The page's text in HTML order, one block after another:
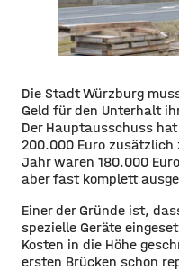
Die Stadt Würzburg
Geld für den Unterhalt
Der Hauptausschuss
200.000 Euro zusätzlich
Jahr waren 180.000
aber fast komplett
Einer der Gründe ist,
spezielle Geräte
Kosten in die Höhe
ersten Brücken schon